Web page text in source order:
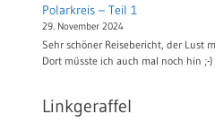
Polarkreis – Teil 1
29. November 2024
Sehr schöner Reisebericht, der Lust
Dort müsste ich auch mal noch hin ;-)
Linkgeraffel